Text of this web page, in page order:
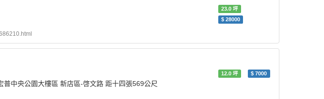
23.0坪
$ 28000
12.0坪 $7000
中央公園大樓區 新店區-啓文路 距十四張569公尺